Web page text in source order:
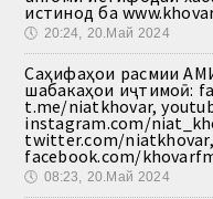
истинод ба
🕔 20:24, 20.Май 2024
Саҳифаҳои расмии
шабакаҳои иҷтимоӣ:
t.me/niatkhovar,
instagram.com/
twitter.com/
facebook.com/
🕔 08:23, 20.Май 2024